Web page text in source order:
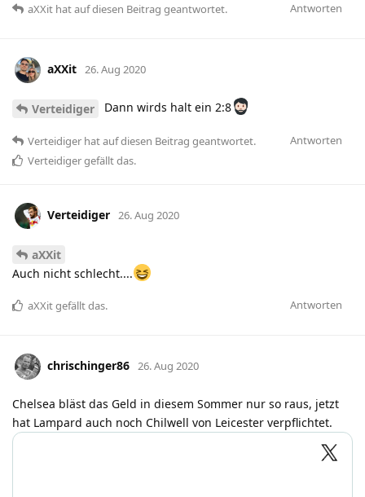
Antworten
aXXit hatauf diesen Beitrag geantwortet.
aXXit 26. Aug 2020
Verteidiger Dann wirds halt ein 2:8
Antworten
Verteidiger hatauf diesen Beitrag geantwortet.
Verteidigergefällt das.
Verteidiger 26. Aug 2020
aXXit
Auch nicht schlecht....
Antworten
aXXitgefällt das.
chrischinger86 26. Aug 2020
Chelsea bläst das Geld in diesem Sommer nur so raus, jetzt
hat Lampard auch noch Chilwell von Leicester verpflichtet.